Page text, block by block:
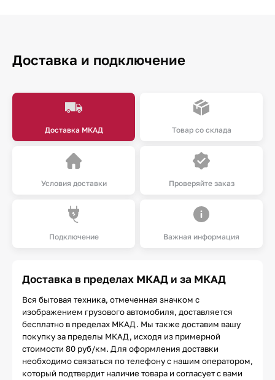
Доставка и подключение
Доставка МКАД Товар со склада
Условия доставки Проверяйте заказ
Подключение Важная информация
Доставка в пределах МКАД и за МКАД
Вся бытовая техника, отмеченная значком с
изображением грузового автомобиля, доставляется
бесплатно в пределах МКАД. Мы также доставим вашу
покупку за пределы МКАД, исходя из примерной
стоимости 80 руб/км. Для оформления доставки
необходимо связаться по телефону с нашим оператором,
который подтвердит наличие товара и согласует с вами